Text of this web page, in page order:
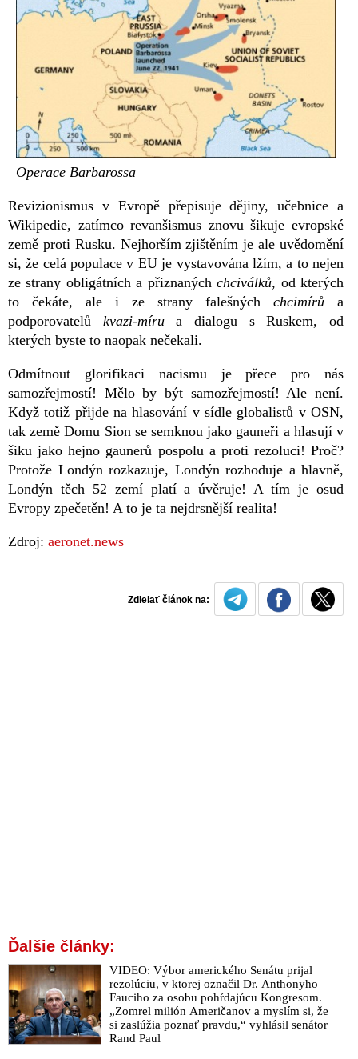
Operace Barbarossa
Revizionismus v Evropě přepisuje dějiny, učebnice a
Wikipedie, zatímco revanšismus znovu šikuje evropské
země proti Rusku. Nejhorším zjištěním je ale uvědomění
si, že celá populace v EU je vystavována lžím, a to nejen
ze strany obligátních a přiznanýchchciválků, od kterých
to čekáte, ale i ze strany falešných chcimírů a
podporovatelů kvazi-mírua dialogu s Ruskem, od
kterých byste to naopak nečekali.
Odmítnout glorifikaci nacismu je přece pro nás
samozřejmostí! Mělo by být samozřejmostí! Ale není.
Když totiž přijde na hlasování v sídle globalistů v OSN,
tak země Domu Sion se semknou jako gauneři a hlasují v
šiku jako hejno gaunerů pospolu a proti rezoluci! Proč?
Protože Londýn rozkazuje, Londýn rozhoduje a hlavně,
Londýn těch 52 zemí platí a úvěruje! A tím je osud
Evropy zpečetěn! A to je ta nejdrsnější realita!
Zdroj: aeronet.news
Zdielať článok na:
Ďalšie články:
VIDEO: Výbor amerického Senátu prijal
rezolúciu, v ktorej označil Dr. Anthonyho
Fauciho za osobu pohŕdajúcu Kongresom.
„Zomrel milión Američanov a myslím si, že
si zaslúžia poznať pravdu,“ vyhlásil senátor
Rand Paul